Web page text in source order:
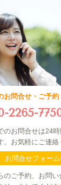
お問合せ・ご予約
2265-
のお問合せは24
。お気軽にご連絡
お問合せフォー
のご予約、お問い